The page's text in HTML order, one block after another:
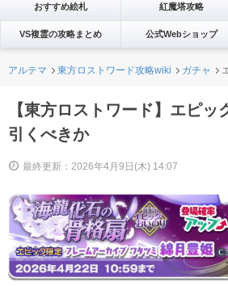
おすすめ絵札 紅魔塔攻略
VS複霊の攻略まとめ 公式Webショップ
アルテマ 東方ロストワード攻略wiki ガチャ
【東方ロストワード】エピッ
引くべきか
最終更新：2026年4月9日(木) 14:07